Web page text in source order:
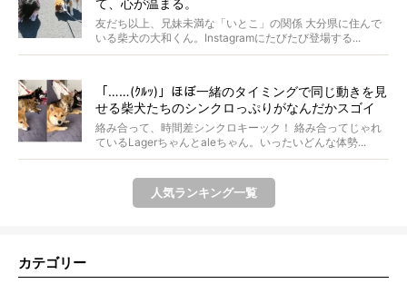
友だち以上、兄妹未満な「いとこ」の関係 大分県に住んで
いる柴犬の大和くん。Instagramにたびたび登場する...
「……(ｸﾙｯ)」ほぼ一緒のタイミングで同じ動きを見
せる柴犬たちのシンクロっぷりがなんだかスゴイ
絡み合って、時間差シンクロキーック！ 絡み合ってじゃれ
ているLagerちゃんとaleちゃん。いったいどんな体勢...
人気ランキング一覧
カテゴリー